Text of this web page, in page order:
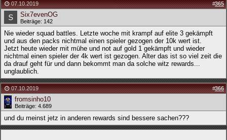
07.10.2019 #365
Six7evenOG
Beiträge: 142
Nie wieder squad battles. Letzte woche mit krampf auf elite 3 gekämpft
und aus den packs nichtmal einen spieler gezogen der 10k wert ist.
Jetzt heute wieder mit mühe und not auf gold 1 gekämpft und wieder
nichtmal einen spieler der 4k wert ist gezogen. Alter das ist so viel zeit die
da drauf geht für und dann bekommt man da solche witz rewards...
unglaublich.
07.10.2019 #366
fromsinho10
Beiträge: 4.689
und du meinst jetz in anderen rewards sind bessere sachen???